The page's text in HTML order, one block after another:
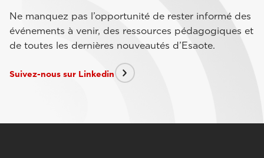
Ne manquez pas l’opportunité de rester informé des
événements à venir, des ressources pédagogiques et
de toutes les dernières nouveautés d’Esaote.
Suivez-nous sur Linkedin